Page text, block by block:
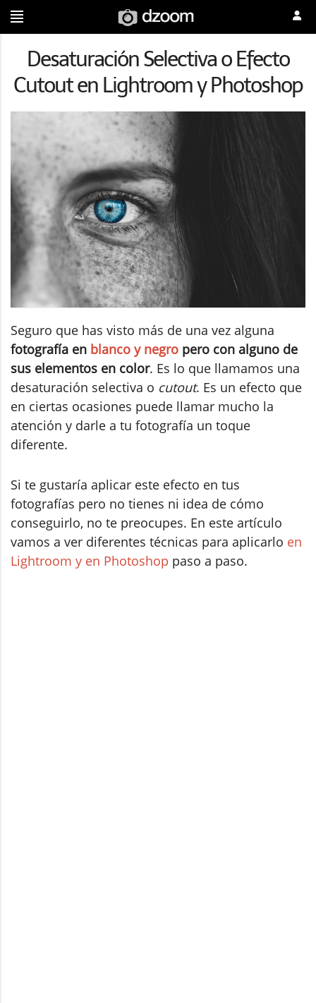
Desaturación Selectiva o Efecto
Cutout en Lightroom y Photoshop
Seguro que has visto más de una vez alguna
fotografía en blanco y negro pero con alguno de
sus elementos en color. Es lo que llamamos una
desaturación selectiva o cutout. Es un efecto que
en ciertas ocasiones puede llamar mucho la
atención y darle a tu fotografía un toque
diferente.
Si te gustaría aplicar este efecto en tus
fotografías pero no tienes ni idea de cómo
conseguirlo, no te preocupes. En este artículo
vamos a ver diferentes técnicas para aplicarlo en
Lightroom y en Photoshop paso a paso.